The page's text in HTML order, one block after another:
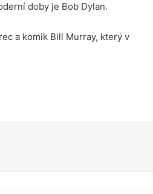
doby je Bob Dylan.
a komik Bill Murray, který v